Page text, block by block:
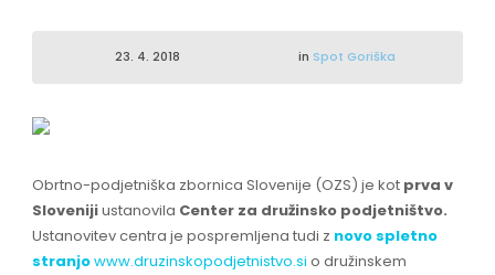
23. 4. 2018 in Spot Goriška
Obrtno-podjetniška zbornica Slovenije (OZS) je kot prva v
Slovenijiustanovila Center za družinsko podjetništvo.
Ustanovitev centra je pospremljena tudi z novo spletno
stranjowww.druzinskopodjetnistvo.si o družinskem